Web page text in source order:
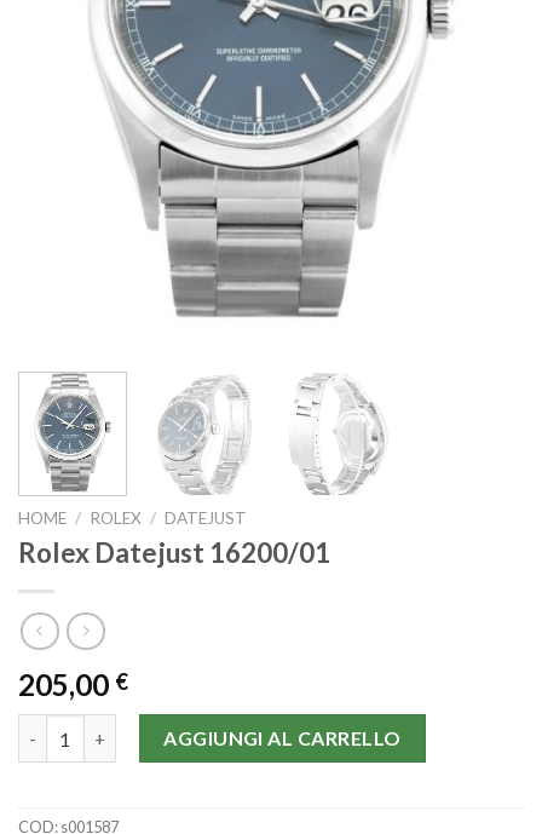
HOME / ROLEX / DATEJUST
Rolex Datejust 16200/01
205,00 €
AGGIUNGI AL CARRELLO
COD:s001587